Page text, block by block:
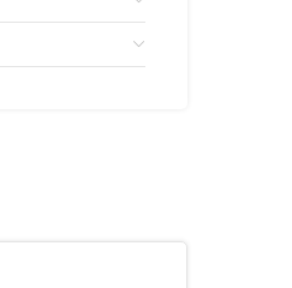
nat is